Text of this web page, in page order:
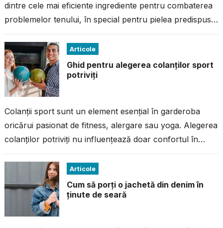
dintre cele mai eficiente ingrediente pentru combaterea
problemelor tenului, în special pentru pielea predispusă
Articole
Ghid pentru alegerea colanților sport
potriviți
Colanții sport sunt un element esențial în garderoba
oricărui pasionat de fitness, alergare sau yoga. Alegerea
colanților potriviți nu influențează doar confortul în
Articole
Cum să porți o jachetă din denim în
ținute de seară